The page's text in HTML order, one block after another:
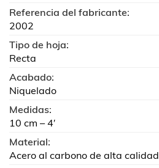
Referencia del fabricante:
2002
Tipo de hoja:
Recta
Acabado:
Niquelado
Medidas:
10 cm – 4′
Material:
Acero al carbono de alta calidad